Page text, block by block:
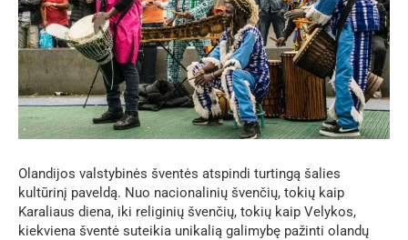
Olandijos valstybinės šventės atspindi turtingą šalies
kultūrinį paveldą. Nuo nacionalinių švenčių, tokių kaip
Karaliaus diena, iki religinių švenčių, tokių kaip Velykos,
kiekviena šventė suteikia unikalią galimybę pažinti olandų